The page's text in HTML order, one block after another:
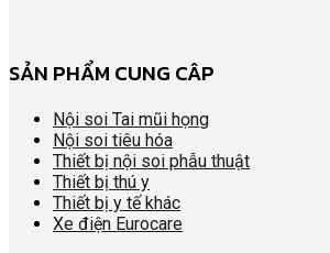
SẢN PHẨM CUNG CÂP
Nội soi Tai mũi họng
Nội soi tiêu hóa
Thiết bị nội soi phẫu thuật
Thiết bị thú y
Thiết bị y tế khác
Xe điện Eurocare